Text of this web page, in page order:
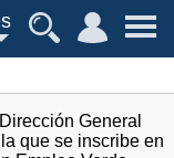
General
que se inscribe en